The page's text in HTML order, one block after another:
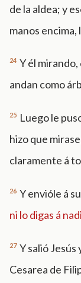
de la aldea; y
manos
24 Y él
andan como
25 Luego le
hizo que
claramente á
26 Y envióle á
ni lo digas á
27 Y salió Jesús
Cesarea de